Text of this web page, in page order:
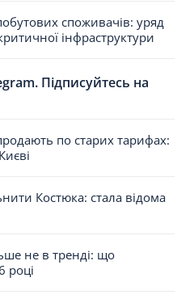
споживачів: уряд
інфраструктури
Підписуйтесь на
по старих тарифах:
Костюка: стала відома
не в тренді: що
році